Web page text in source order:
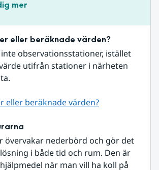
mer
eller beräknade värden?
observationsstationer, istället
utifrån stationer i närheten
eller beräknade värden?
övervakar nederbörd och gör det
i både tid och rum. Den är
när man vill ha koll på